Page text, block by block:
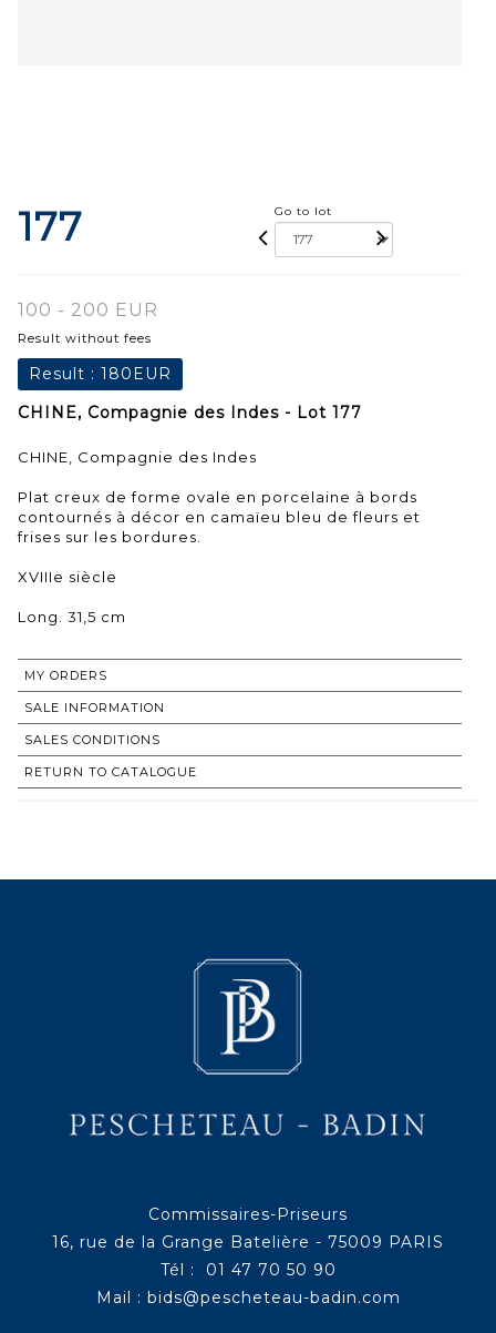
177 Go to lot
100 - 200 EUR
Result without fees
Result : 180EUR
CHINE, Compagnie des Indes - Lot 177
CHINE, Compagnie des Indes
Plat creux de forme ovale en porcelaine à bords
contournés à décor en camaïeu bleu de fleurs et
frises sur les bordures.
XVIIIe siècle
Long. 31,5 cm
MY ORDERS
SALE INFORMATION
SALES CONDITIONS
RETURN TO CATALOGUE
Commissaires-Priseurs
16, rue de la Grange Batelière - 75009 PARIS
Tél : 01 47 70 50 90
Mail : bids@pescheteau-badin.com